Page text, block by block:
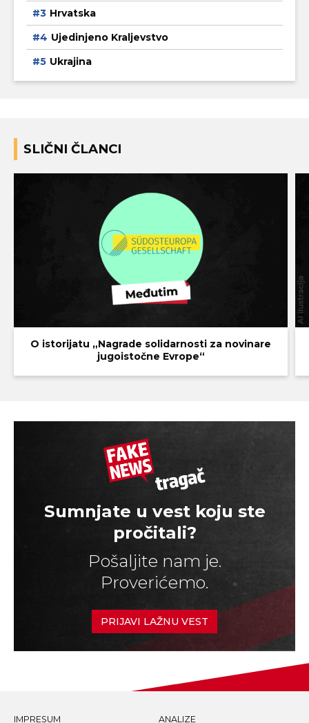
Hrvatska
Ujedinjeno Kraljevstvo
Ukrajina
SLIČNI ČLANCI
O istorijatu „Nagrade solidarnosti za novinare
jugoistočne Evrope“
Sumnjate u vest koju ste
pročitali?
Pošaljite nam je.
Proverićemo.
PRIJAVI LAŽNU VEST
IMPRESUM ANALIZE